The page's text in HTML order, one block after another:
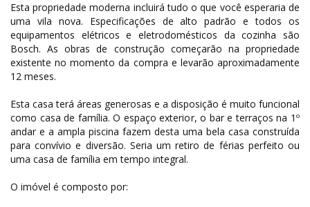
Esta propriedade moderna incluirá tudo o que você esperaria de
uma vila nova. Especificações de alto padrão e todos os
equipamentos elétricos e eletrodomésticos da cozinha são
Bosch. As obras de construção começarão na propriedade
existente no momento da compra e levarão aproximadamente
12 meses.
Esta casa terá áreas generosas e a disposição é muito funcional
como casa de família. O espaço exterior, o bar e terraços na 1º
andar e a ampla piscina fazem desta uma bela casa construída
para convívio e diversão. Seria um retiro de férias perfeito ou
uma casa de família em tempo integral.
O imóvel é composto por: